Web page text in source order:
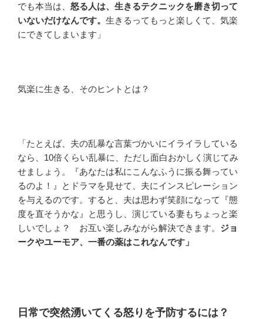
でも本当は、 怒る人は、生きるテクニックを磨き切って
いないだけなんです。 生きるってもっと楽しくて、気楽
にできてしまいます」
気楽に生きる、そのヒントとは？
「たとえば、夫の乱暴な言葉づかいにイライラしている
なら、10倍くらい乱暴に、ただし面白おかしく演じてみ
せましょう。『あなたは私にこんなふうに振る舞ってい
るのよ！』とドラマを見せて、夫にインスピレーション
を与えるのです。すると、夫は思わず笑顔になって『態
度を直そうかな』と思うし、演じている妻もちょっと楽
しいでしょ？ お互い楽しみながら解決できます。 ジョ
ークやユーモア、一番の薬はこれなんです」
日常で突然湧いてくる怒りを予防するには？